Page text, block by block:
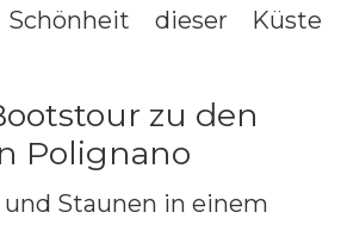
dieser Küste
zu den
Polignano
Staunen in einem